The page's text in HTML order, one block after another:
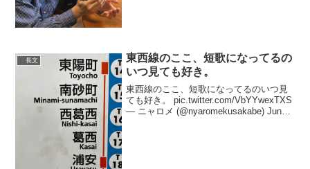
長文
東西線のここ、短歌になってるの
いつ見ても好き。
東西線のここ、短歌になってるのいつ見
ても好き。 pic.twitter.com/VbYYwexTXS
— ニャロメ (@nyaromekusakabe) June